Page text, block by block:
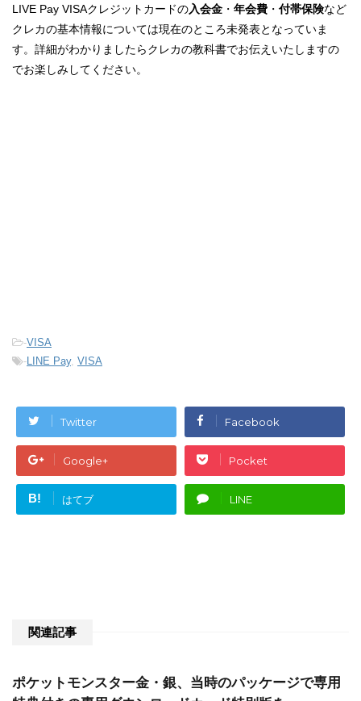
LIVE Pay VISAクレジットカードの入会金 ・ 年会費 ・ 付帯保険など
クレカの基本情報については現在のところ未発表となっていま
す。詳細がわかりましたらクレカの教科書でお伝えいたしますの
でお楽しみしてください。
-VISA
-LINE Pay, VISA
Twitter Facebook
Google+ Pocket
B! はてブ LINE
関連記事
ポケットモンスター金・銀、当時のパッケージで専用